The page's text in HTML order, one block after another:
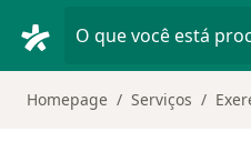
O que você está
Homepage Serviços